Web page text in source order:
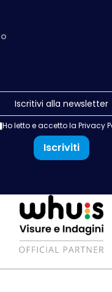
Ho letto e accetto la Privacy
Iscriviti